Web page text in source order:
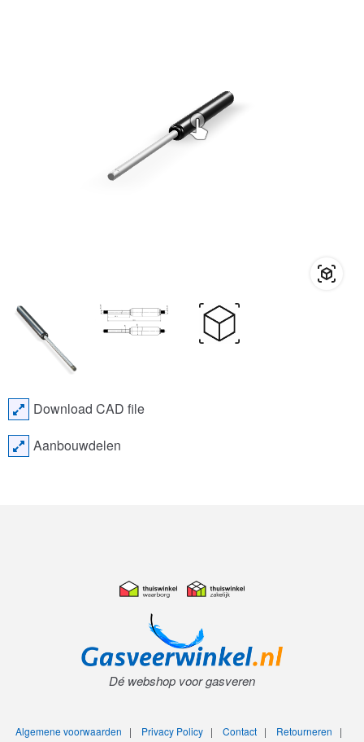
Download CAD file
Aanbouwdelen
Dé webshop voor gasveren
Algemene voorwaarden | Privacy Policy| Contact| Retourneren |